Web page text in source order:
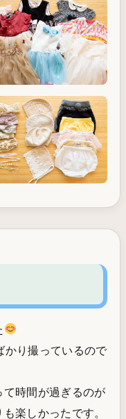
かり撮っているので
時間が過ぎるのが
楽しかったです。